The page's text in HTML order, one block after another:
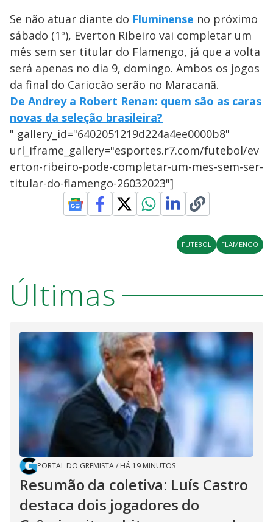
Se não atuar diante do Fluminense no próximo
sábado (1º), Everton Ribeiro vai completar um
mês sem ser titular do Flamengo, já que a volta
será apenas no dia 9, domingo. Ambos os jogos
da final do Cariocão serão no Maracanã.
De Andrey a Robert Renan: quem são as caras
novas da seleção brasileira?
" gallery_id="6402051219d224a4ee0000b8"
url_iframe_gallery="esportes.r7.com/futebol/ev
erton-ribeiro-pode-completar-um-mes-sem-ser-
titular-do-flamengo-26032023"]
FUTEBOL FLAMENGO
Últimas
PORTAL DO GREMISTA/ HÁ 19 MINUTOS
Resumão da coletiva: Luís Castro
destaca dois jogadores do